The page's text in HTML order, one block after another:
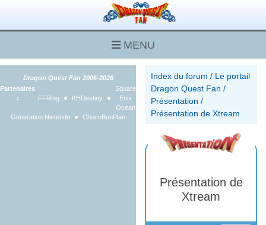
MENU
Index du forum / Le portail
Dragon Quest Fan /
Présentation /
Présentation de Xtream
Présentation de
Xtream
Dragon Quest Fan 2006-2026
Partenaires
:
FFRing KHDestiny
Square
Enix
Ocean
Generation Nintendo
ChocoBonPlan